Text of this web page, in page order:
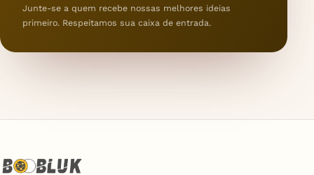
Junte-se a quem recebe nossas melhores ideias
primeiro. Respeitamos sua caixa de entrada.